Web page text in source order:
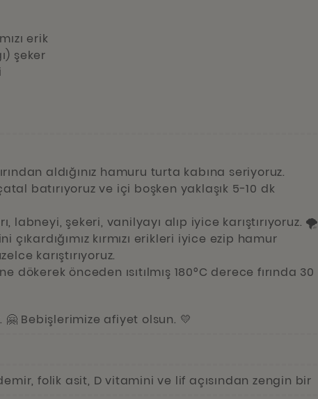
erik
şeker
aldığınız hamuru turta kabına seriyoruz.
batırıyoruz ve içi boşken yaklaşık 5-10 dk
labneyi, şekeri, vanilyayı alıp iyice karıştırıyoruz. 🌪️
kırmızı erikleri iyice ezip hamur
karıştırıyoruz.
dökerek önceden ısıtılmış 180°C derece fırında 30
Bebişlerimize afiyet olsun. 💛
folik asit, D vitamini ve lif açısından zengin bir